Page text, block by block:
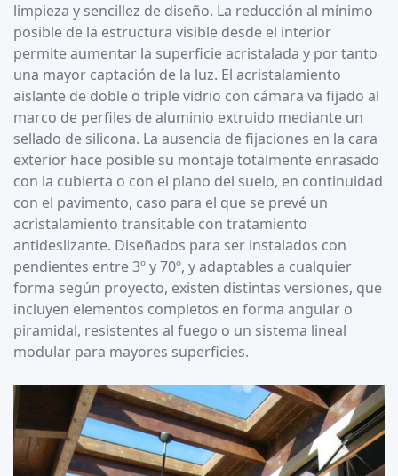
limpieza y sencillez de diseño. La reducción al mínimo
posible de la estructura visible desde el interior
permite aumentar la superficie acristalada y por tanto
una mayor captación de la luz. El acristalamiento
aislante de doble o triple vidrio con cámara va fijado al
marco de perfiles de aluminio extruido mediante un
sellado de silicona. La ausencia de fijaciones en la cara
exterior hace posible su montaje totalmente enrasado
con la cubierta o con el plano del suelo, en continuidad
con el pavimento, caso para el que se prevé un
acristalamiento transitable con tratamiento
antideslizante. Diseñados para ser instalados con
pendientes entre 3º y 70º, y adaptables a cualquier
forma según proyecto, existen distintas versiones, que
incluyen elementos completos en forma angular o
piramidal, resistentes al fuego o un sistema lineal
modular para mayores superficies.